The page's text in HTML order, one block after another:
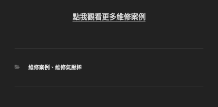
點我觀看更多維修案例
分
維修案例 、 維修氣壓棒